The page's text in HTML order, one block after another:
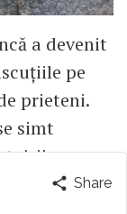
a devenit
pe
prieteni.
simt
Share